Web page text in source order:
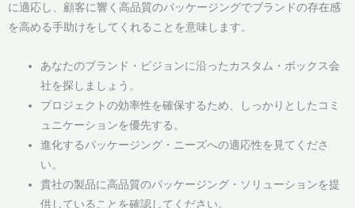
に適応し、顧客に響く高品質のパッケージングでブランドの存在感
を高める手助けをしてくれることを意味します。
あなたのブランド・ビジョンに沿ったカスタム・ボックス会
社を探しましょう。
プロジェクトの効率性を確保するため、しっかりとしたコミ
ュニケーションを優先する。
進化するパッケージング・ニーズへの適応性を見てくださ
い。
貴社の製品に高品質のパッケージング・ソリューションを提
供していることを確認してください。